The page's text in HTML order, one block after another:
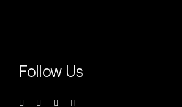
Follow Us